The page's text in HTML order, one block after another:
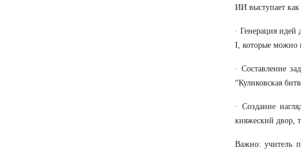
ИИ выступает как
· Генерация
I, которые можно
· Составление
“Куликовская
· Создание
княжеский двор,
Важно: учитель